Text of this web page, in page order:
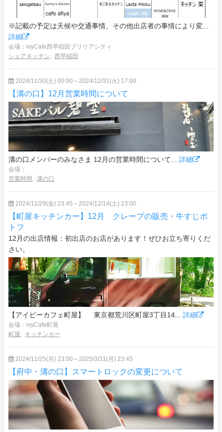
※記載の予定は天候や交通事情、その他出店者の事情により変...
詳細
会場：ivyCafe西早稲田ブリリアシティ
シェアキッチン, 西早稲田
2024/11/30(土) 00:00～2024/12/31(火) 17:00
【溝の口】12月営業時間について
溝の口メンバーのみなさま 12月の営業時間について... 詳細
会場：
営業時間 , 溝の口
2024/11/29(金) 23:45～2024/12/14(土) 23:00
【町屋キッチンカー】12月 クレープの販売・牛すじポ
トフ
12月の出店情報：初出店のお店があります！ぜひお立ち寄りくだ
さい。
【アイビーカフェ町屋】 東京都荒川区町屋3丁目14... 詳細
会場：ivyCafe町屋
町屋, キッチンカー
2024/11/25(月) 23:00～2025/3/31(月) 23:45
【府中・溝の口】スマートロックの変更について